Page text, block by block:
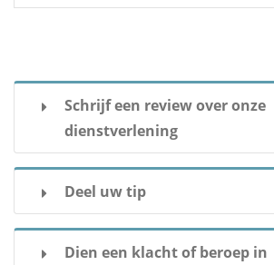
Schrijf een review over onze
dienstverlening
We waarderen uw reviews enorm.
review toevoegen viaGoogle
Of als u uw ervaring met ons wilt
Deel uw tip
Elke tip ter verbetering is welkom!
Dien een klacht of beroep in